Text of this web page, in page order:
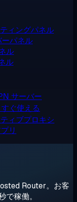
ィングパネル
パネル
ル
ル
サーバー
ぐ使える
ィブプロキシ
リ
Router。お客
稼働。